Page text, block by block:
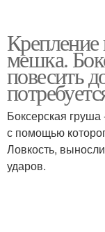
Груша на
Стойка для
груши
Крепление
мешка.
повесить
Боксерская
с помощью
Ловкость,
ударов.